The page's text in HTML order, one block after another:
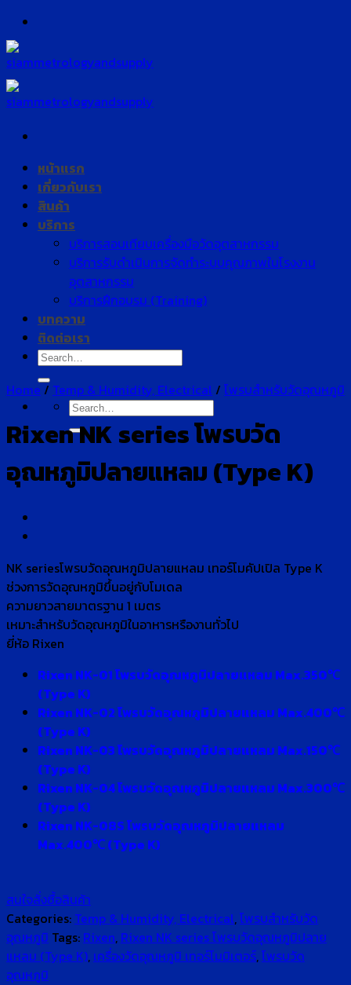
Skip
to
content
หน้าแรก
เกี่ยวกับเรา
สินค้า
บริการ
บริการสอบเทียบเครื่องมือวัดอุตสาหกรรม
บริการรับดำเนินการจัดทำระบบคุณภาพในโรงงาน
อุตสาหกรรม
บริการฝึกอบรม (Training)
บทความ
ติดต่อเรา
Search
for:
Search
for:
Home / Temp & Humidity, Electrical / โพรบสำหรับวัดอุณหภูมิ
Rixen NK series โพรบวัด
อุณหภูมิปลายแหลม (Type K)
NK seriesโพรบวัดอุณหภูมิปลายแหลม เทอร์โมคัปเปิล Type K
ช่วงการวัดอุณหภูมิขึ้นอยู่กับโมเดล
ความยาวสายมาตรฐาน 1 เมตร
เหมาะสำหรับวัดอุณหภูมิในอาหารหรืองานทั่วไป
ยี่ห้อ Rixen
Rixen NK-01 โพรบวัดอุณหภูมิปลายแหลม Max.350℃
(Type K)
Rixen NK-02 โพรบวัดอุณหภูมิปลายแหลม Max.400℃
(Type K)
Rixen NK-03 โพรบวัดอุณหภูมิปลายแหลม Max.150℃
(Type K)
Rixen NK-04 โพรบวัดอุณหภูมิปลายแหลม Max.300℃
(Type K)
Rixen NK-08S โพรบวัดอุณหภูมิปลายแหลม
Max.400℃ (Type K)
สนใจสั่งซื้อสินค้า
Categories: Temp & Humidity, Electrical,โพรบสำหรับวัด
อุณหภูมิ Tags: Rixen, Rixen NK series โพรบวัดอุณหภูมิปลาย
แหลม (Type K), เครื่องวัดอุณหภูมิ เทอร์โมมิเตอร์,โพรบวัด
อุณหภูมิ